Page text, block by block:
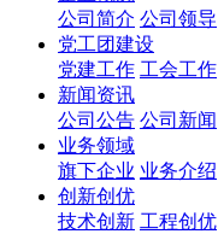
公司简介 公司领导
党工团建设
党建工作 工会工作
新闻资讯
公司公告 公司新闻
业务领域
旗下企业 业务介绍
创新创优
技术创新 工程创优